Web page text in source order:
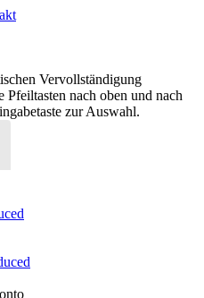
Vervollständigung
nach oben und nach
zur Auswahl.